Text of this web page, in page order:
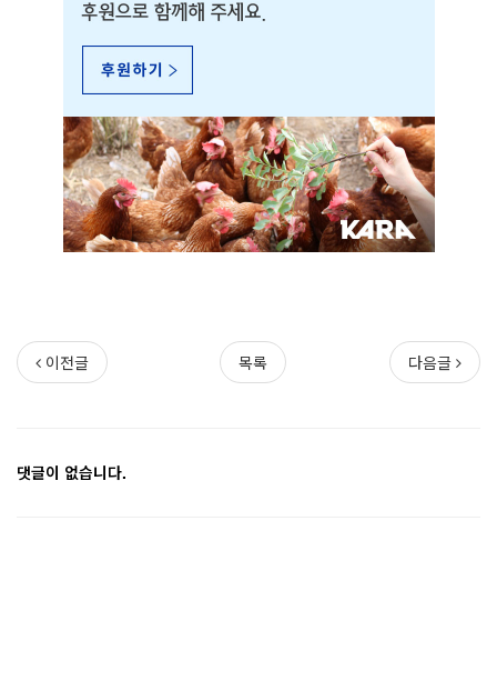
이전글 목록 다음글
댓글이 없습니다.